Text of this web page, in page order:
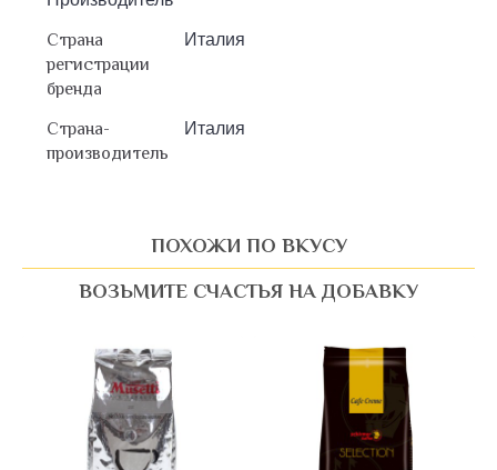
Страна
регистрации
бренда
Италия
Страна-
производитель
Италия
ПОХОЖИ ПО ВКУСУ
ВОЗЬМИТЕ СЧАСТЬЯ НА ДОБАВКУ